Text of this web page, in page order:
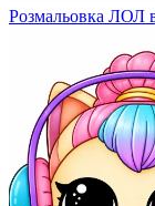
Розмальовка ЛОЛ